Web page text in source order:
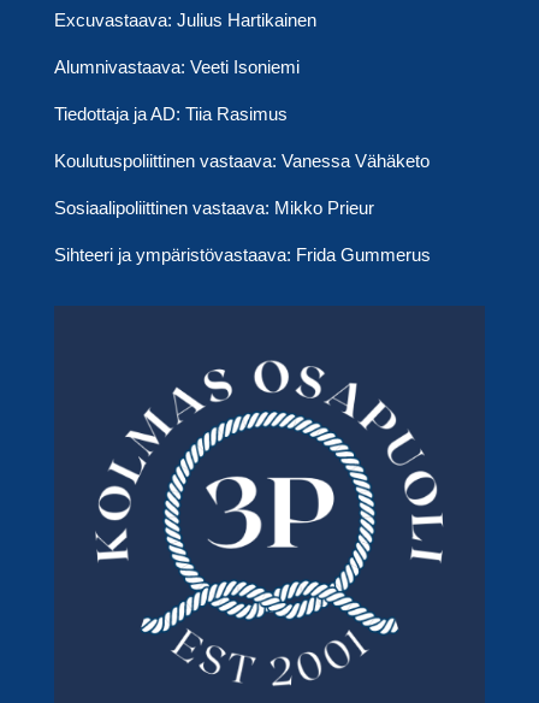
Excuvastaava: Julius Hartikainen
Alumnivastaava: Veeti Isoniemi
Tiedottaja ja AD: Tiia Rasimus
Koulutuspoliittinen vastaava: Vanessa Vähäketo
Sosiaalipoliittinen vastaava: Mikko Prieur
Sihteeri ja ympäristövastaava: Frida Gummerus